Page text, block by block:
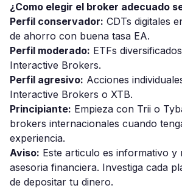
¿Como elegir el broker adecuado
Perfil conservador: CDTs digitales
de ahorro con buena tasa EA.
Perfil moderado: ETFs
Interactive Brokers.
Perfil agresivo: Acciones
Interactive Brokers o XTB.
Principiante: Empieza con Trii o
brokers internacionales cuando
experiencia.
Aviso: Este articulo es informativo y
asesoria financiera. Investiga cada
de depositar tu dinero.